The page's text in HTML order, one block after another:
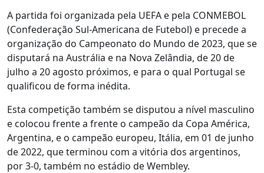
A partida foi organizada pela UEFA e pela CONMEBOL
(Confederação Sul-Americana de Futebol) e precede a
organização do Campeonato do Mundo de 2023, que se
disputará na Austrália e na Nova Zelândia, de 20 de
julho a 20 agosto próximos, e para o qual Portugal se
qualificou de forma inédita.
Esta competição também se disputou a nível masculino
e colocou frente a frente o campeão da Copa América,
Argentina, e o campeão europeu, Itália, em 01 de junho
de 2022, que terminou com a vitória dos argentinos,
por 3-0, também no estádio de Wembley.